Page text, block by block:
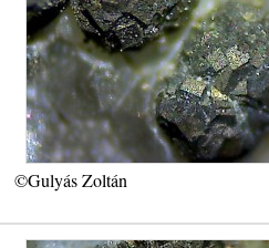
©Gulyás Zoltán